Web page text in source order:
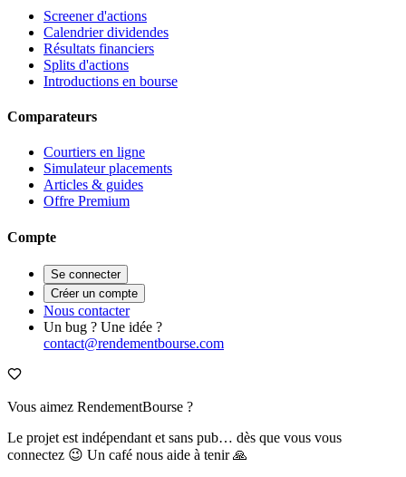
Screener d'actions
Calendrier dividendes
Résultats financiers
Splits d'actions
Introductions en bourse
Comparateurs
Courtiers en ligne
Simulateur placements
Articles & guides
Offre Premium
Compte
Se connecter
Créer un compte
Nous contacter
Un bug ? Une idée ?
contact@rendementbourse.com
Vous aimez RendementBourse ?
Le projet est indépendant et sans pub… dès que vous vous
connectez 😉 Un café nous aide à tenir 🙏